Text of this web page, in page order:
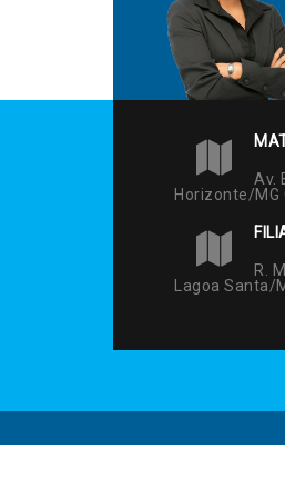
Av.
Horizonte/MG
R.
Lagoa Santa/